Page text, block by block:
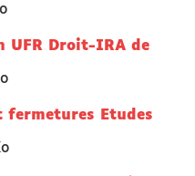
UFR Droit-IRA de
fermetures Etudes